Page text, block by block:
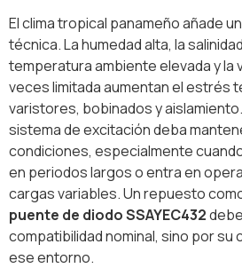
El clima tropical panameño añade
técnica. La humedad alta, la
temperatura ambiente elevada y la
veces limitada aumentan el estrés
varistores, bobinados y
sistema de excitación deba
condiciones, especialmente
en periodos largos o entra en
cargas variables. Un repuesto
puente de diodo SSAYEC432
compatibilidad nominal, sino por su
ese entorno.